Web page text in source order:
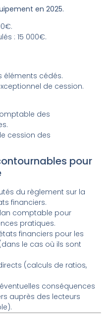
en 2025.
: 15 000€.
éléments cédés.
de cession.
des
cession des
pour
du règlement sur la
financiers.
comptable pour
pratiques.
financiers pour les
le cas où ils sont
(calculs de ratios,
conséquences
auprès des lecteurs